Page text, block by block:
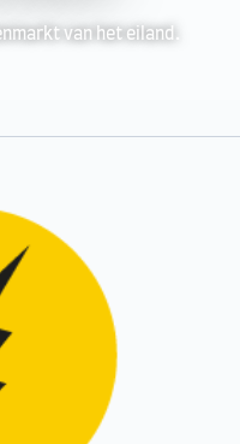
van het eiland.